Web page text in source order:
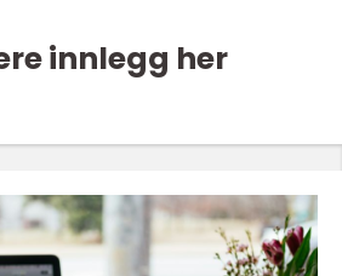
innlegg her